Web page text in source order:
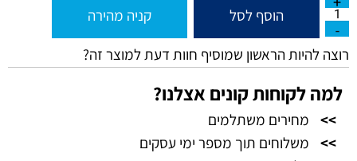
הוסף לסל קניה מהירה
רוצה להיות הראשון שמוסיף חוות דעת למוצר זה?
למה לקוחות קונים אצלנו?
>>
מחירים משתלמים
>>
משלוחים תוך מספר ימי עסקים